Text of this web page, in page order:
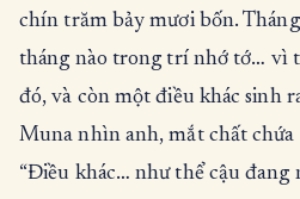
chín trăm bảy mươi bốn.
tháng nào trong trí nhớ tớ… vì
đó, và còn một điều khác sinh
Muna nhìn anh, mắt chất
“Điều khác… như thể cậu đang